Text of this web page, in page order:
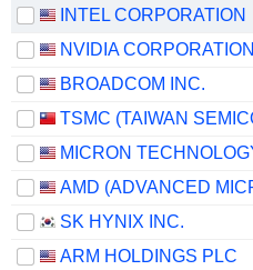
INTEL CORPORATION
NVIDIA CORPORATION
BROADCOM INC.
SK HYNIX INC.
ARM HOLDINGS PLC